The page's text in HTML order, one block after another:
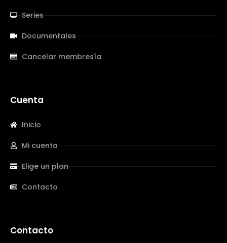
Series
Documentales
Cancelar membresía
Cuenta
Inicio
Mi cuenta
Elige un plan
Contacto
Contacto